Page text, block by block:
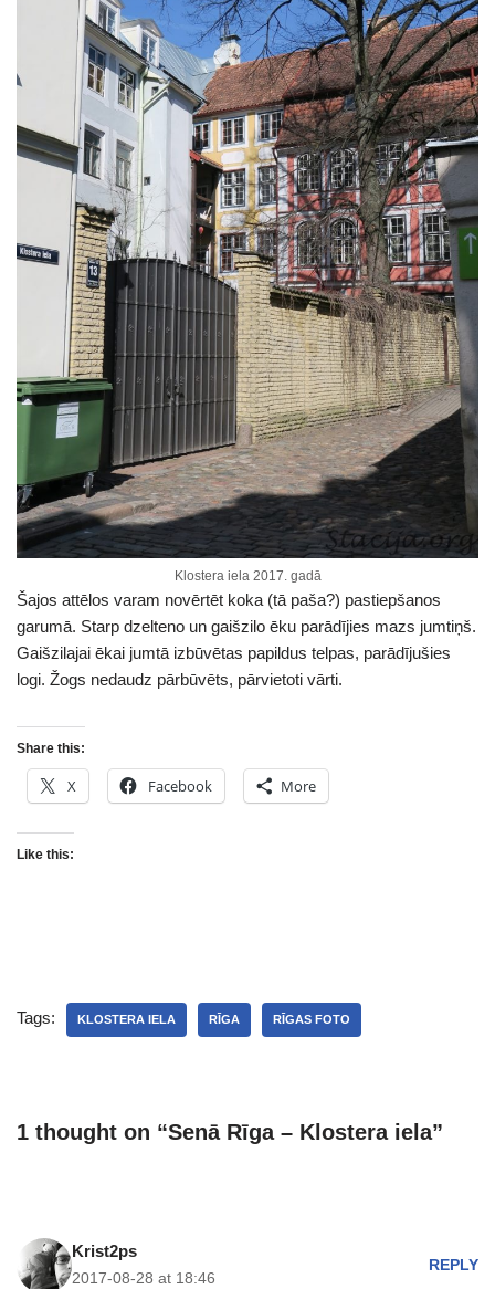
Klostera iela 2017. gadā
Šajos attēlos varam novērtēt koka (tā paša?) pastiepšanos
garumā. Starp dzelteno un gaišzilo ēku parādījies mazs jumtiņš.
Gaišzilajai ēkai jumtā izbūvētas papildus telpas, parādījušies
logi. Žogs nedaudz pārbūvēts, pārvietoti vārti.
Share this:
X Facebook More
Like this:
Tags: KLOSTERA IELA RĪGA RĪGAS FOTO
1 thought on “Senā Rīga – Klostera iela”
Krist2ps
2017-08-28 at 18:46
REPLY